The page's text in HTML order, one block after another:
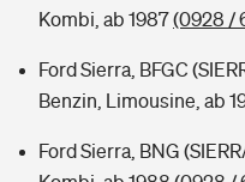
Kombi, ab 1987(0928 /
Ford Sierra, BFGC
Benzin, Limousine, ab
Ford Sierra, BNG